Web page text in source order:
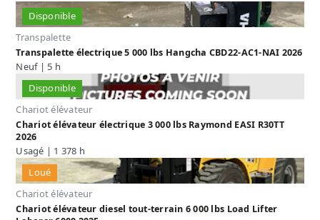
Disponible
Transpalette
Transpalette électrique 5 000 lbs Hangcha CBD22-AC1-NAI 2026
Neuf | 5 h
Disponible
Chariot élévateur
Chariot élévateur électrique 3 000 lbs Raymond EASI R30TT
2026
Usagé | 1 378 h
Loué
Chariot élévateur
Chariot élévateur diesel tout-terrain 6 000 lbs Load Lifter